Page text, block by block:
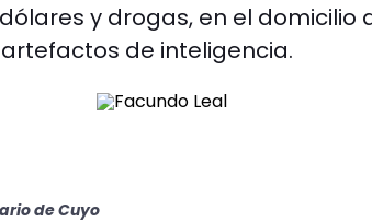
y drogas, en el domicilio
de inteligencia.
de Cuyo